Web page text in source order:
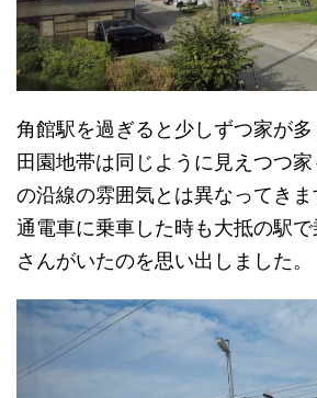
角館駅を過ぎると少しずつ家が多
田園地帯は同じように見えつつ
の沿線の雰囲気とは異なってき
通電車に乗車した時も大抵の駅
さんがいたのを思い出しました。